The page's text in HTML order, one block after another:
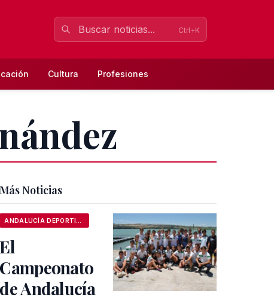
Ctrl+K
Cultura Profesiones
Más Noticias
El
Campeonato
de Andalucía